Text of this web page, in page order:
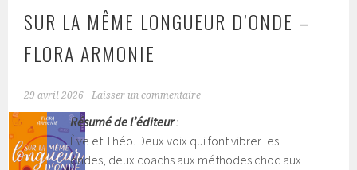
SUR LA MÊME LONGUEUR D’ONDE –
FLORA ARMONIE
29 avril 2026 Laisser un commentaire
Résumé de l’éditeur:
Ève et Théo. Deux voix qui font vibrer les
ondes, deux coachs aux méthodes choc aux